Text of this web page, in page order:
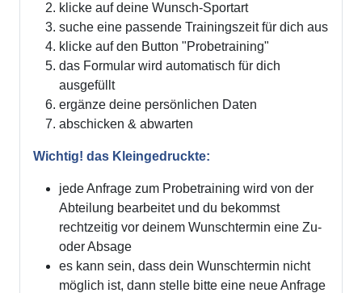
klicke auf deine Wunsch-Sportart
suche eine passende Trainingszeit für dich aus
klicke auf den Button "Probetraining"
das Formular wird automatisch für dich
ausgefüllt
ergänze deine persönlichen Daten
abschicken & abwarten
Wichtig! das Kleingedruckte:
jede Anfrage zum Probetraining wird von der
Abteilung bearbeitet und du bekommst
rechtzeitig vor deinem Wunschtermin eine Zu-
oder Absage
es kann sein, dass dein Wunschtermin nicht
möglich ist, dann stelle bitte eine neue Anfrage